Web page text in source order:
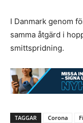
I Danmark genom
samma åtgärd i
smittspridning.
TAGGAR Corona